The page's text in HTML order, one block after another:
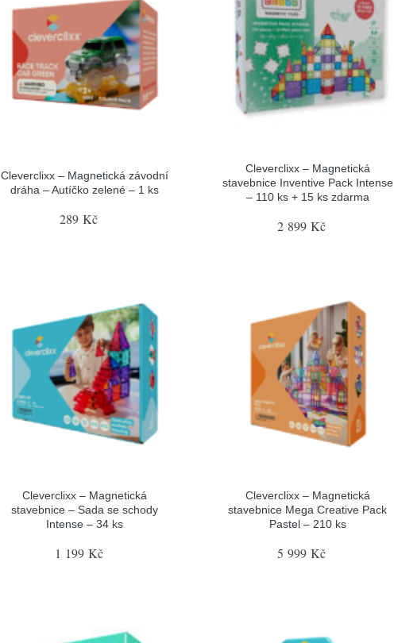
Cleverclixx – Magnetická závodní
dráha – Autíčko zelené – 1 ks
289 Kč
Cleverclixx – Magnetická
stavebnice Inventive Pack Intense
– 110 ks + 15 ks zdarma
2 899 Kč
Cleverclixx – Magnetická
stavebnice – Sada se schody
Intense – 34 ks
1 199 Kč
Cleverclixx – Magnetická
stavebnice Mega Creative Pack
Pastel – 210 ks
5 999 Kč